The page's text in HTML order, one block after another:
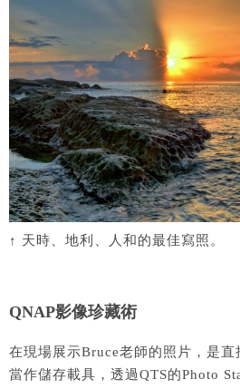
↑ 天時、地利、人和的最佳寫照。
QNAP影像珍藏術
在現場展示Bruce老師的照片，是
當作儲存載具，透過QTS的Photo